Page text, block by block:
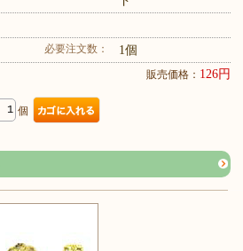
必要注文数： 1個
販売価格： 126円
個